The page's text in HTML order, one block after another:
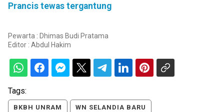
Prancis tewas tergantung
Pewarta : Dhimas Budi Pratama
Editor : Abdul Hakim
Tags:
BKBH UNRAM WN SELANDIA BARU